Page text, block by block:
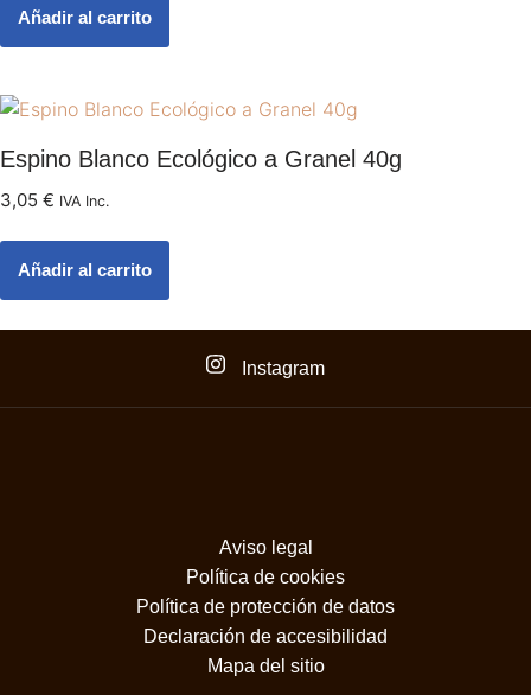
Añadir al carrito
Espino Blanco Ecológico a Granel 40g
3,05 € IVA Inc.
Añadir al carrito
Instagram
Aviso legal
Política de cookies
Política de protección de datos
Declaración de accesibilidad
Mapa del sitio